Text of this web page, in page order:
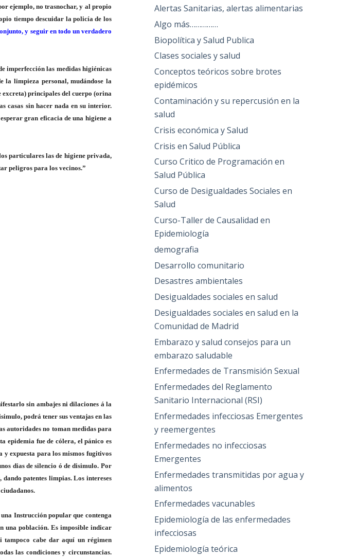
ejemplo, no trasnochar, y al propio
tiempo descuidar la policía de los
y seguir en todo un verdadero
imperfección las medidas higiénicas
la limpieza personal, mudándose la
excreta) principales del cuerpo (orina
casas sin hacer nada en su interior.
gran eficacia de una higiene a
particulares las de higiene privada,
peligros para los vecinos.”
sin ambajes ni dilaciones á la
podrá tener sus ventajas en las
autoridades no toman medidas para
epidemia fue de cólera, el pánico es
y expuesta para los mismos fugitivos
dias de silencio ó de disimulo. Por
patentes limpias. Los intereses
Instrucción popular que contenga
una población. Es imposible indicar
tampoco cabe dar aquí un régimen
las condiciones y circunstancias.
Alertas Sanitarias, alertas alimentarias
Algo más……………
Biopolítica y Salud Publica
Clases sociales y salud
Conceptos teóricos sobre brotes
epidémicos
Contaminación y su repercusión en la
salud
Crisis económica y Salud
Crisis en Salud Pública
Curso Critico de Programación en
Salud Pública
Curso de Desigualdades Sociales en
Salud
Curso-Taller de Causalidad en
Epidemiología
demografia
Desarrollo comunitario
Desastres ambientales
Desigualdades sociales en salud
Desigualdades sociales en salud en la
Comunidad de Madrid
Embarazo y salud consejos para un
embarazo saludable
Enfermedades de Transmisión Sexual
Enfermedades del Reglamento
Sanitario Internacional (RSI)
Enfermedades infecciosas Emergentes
y reemergentes
Enfermedades no infecciosas
Emergentes
Enfermedades transmitidas por agua y
alimentos
Enfermedades vacunables
Epidemiología de las enfermedades
infecciosas
Epidemiología teórica